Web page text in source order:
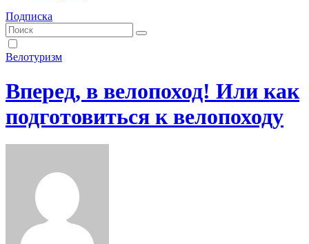
Подписка
Велотуризм
Вперед, в велопоход! Или как
подготовиться к велопоходу